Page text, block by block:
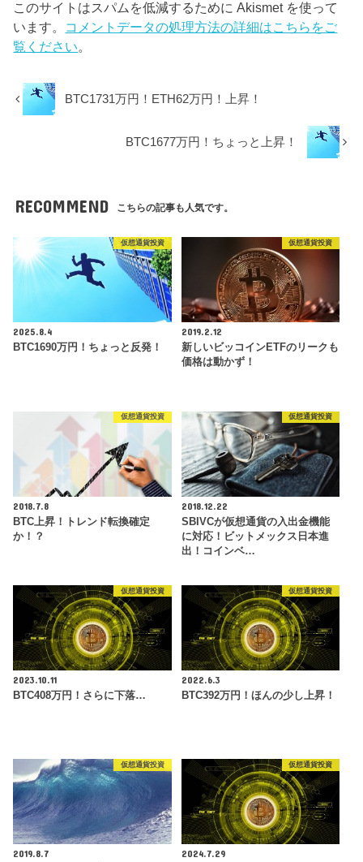
このサイトはスパムを低減するために Akismet を使って
います。 コメントデータの処理方法の詳細はこちらをご
覧ください。
BTC1731万円！ETH62万円！上昇！
BTC1677万円！ちょっと上昇！
RECOMMEND こちらの記事も人気です。
仮想通貨投資
2025.8.4
BTC1690万円！ちょっと反発！
仮想通貨投資
2019.2.12
新しいビッコインETFのリークも
価格は動かず！
仮想通貨投資
2018.7.8
BTC上昇！トレンド転換確定
か！？
仮想通貨投資
2018.12.22
SBIVCが仮想通貨の入出金機能
に対応！ビットメックス日本進
出！コインベ…
仮想通貨投資
2023.10.11
BTC408万円！さらに下落…
仮想通貨投資
2022.6.3
BTC392万円！ほんの少し上昇！
仮想通貨投資
2019.8.7
仮想通貨投資
2024.7.29